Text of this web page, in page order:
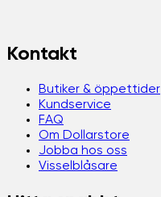
Kontakt
Butiker & öppettider
Kundservice
FAQ
Om Dollarstore
Jobba hos oss
Visselblåsare